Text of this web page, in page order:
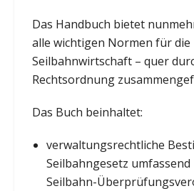
Das Handbuch bietet
alle wichtigen Normen für die
Seilbahnwirtschaft – quer
Rechtsordnung
Das Buch beinhaltet:
verwaltungsrechtliche
Seilbahngesetz
Seilbahn-